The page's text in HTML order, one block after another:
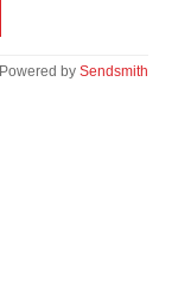
Powered by Sendsmith